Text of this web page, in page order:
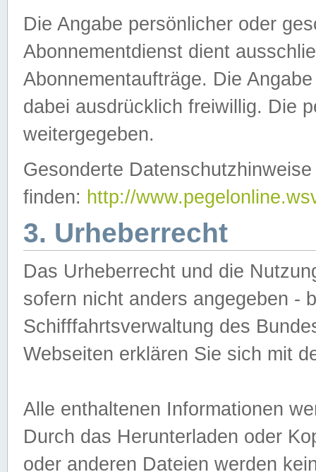
Die Angabe persönlicher oder
Abonnementdienst dient
Abonnementaufträge. Die
dabei ausdrücklich freiwillig. Die
weitergegeben.
Gesonderte
finden: http://
3. Urheberrecht
Das Urheberrecht und die
sofern nicht anders angegeben -
Schifffahrtsverwaltung des
Webseiten erklären Sie sich mit
Alle enthaltenen Informationen
Durch das Herunterladen oder
oder anderen Dateien werden